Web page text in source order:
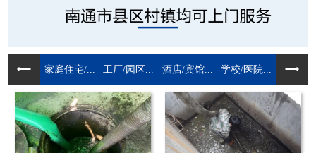
家庭住宅/... 工厂/园区... 酒店/宾馆... 学校/医院...